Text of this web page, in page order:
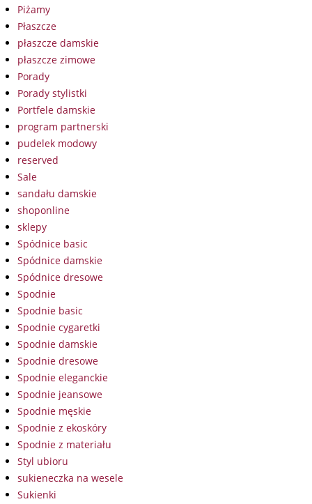
Piżamy
Płaszcze
płaszcze damskie
płaszcze zimowe
Porady
Porady stylistki
Portfele damskie
program partnerski
pudelek modowy
reserved
Sale
sandału damskie
shoponline
sklepy
Spódnice basic
Spódnice damskie
Spódnice dresowe
Spodnie
Spodnie basic
Spodnie cygaretki
Spodnie damskie
Spodnie dresowe
Spodnie eleganckie
Spodnie jeansowe
Spodnie męskie
Spodnie z ekoskóry
Spodnie z materiału
Styl ubioru
sukieneczka na wesele
Sukienki